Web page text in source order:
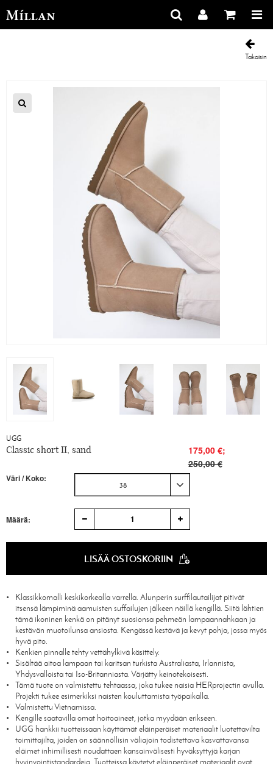
Takaisin
UGG
Classic short II, sand
175,00 €;
250,00 €
Väri / Koko:
38
Määrä: 1
LISÄÄ OSTOSKORIIN
Klassikkomalli keskikorkealla varrella. Alunperin surffilautailijat pitivät
itsensä lämpiminä aamuisten suffailujen jälkeen näillä kengillä. Siitä lähtien
tämä ikoninen kenkä on pitänyt suosionsa pehmeän lampaannahkaan ja
kestävän muotoilunsa ansiosta. Kengässä kestävä ja kevyt pohja, jossa myös
hyvä pito.
Kenkien pinnalle tehty vettähylkivä käsittely.
Sisältää aitoa lampaan tai karitsan turkista Australiasta, Irlannista,
Yhdysvalloista tai Iso-Britanniasta. Värjätty keinotekoisesti.
Tämä tuote on valmistettu tehtaassa, joka tukee naisia HERprojectin avulla.
Projekti tukee esimerkiksi naisten kouluttamista työpaikalla.
Valmistettu Vietnamissa.
Kengille saatavilla omat hoitoaineet, jotka myydään erikseen.
UGG hankkii tuotteissaan käyttämät eläinperäiset materiaalit luotettavilta
toimittajilta, joiden on säännöllisin väliajoin todistettava kasvattavansa
eläimet inhimillisesti noudattaen kansainvälisesti hyväksyttyjä karjan
hyvinvointistandardeja. Tuotteissa käytetyt eläinperäiset materiaalit ovat